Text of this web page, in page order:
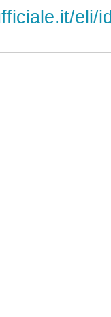
eli/